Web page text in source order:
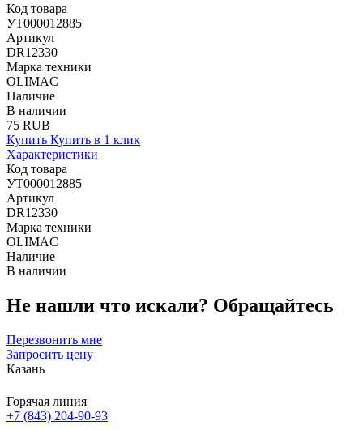
Код товара
УТ000012885
Артикул
DR12330
Марка техники
OLIMAC
Наличие
В наличии
75 RUB
Купить Купить в 1 клик
Характеристики
Код товара
УТ000012885
Артикул
DR12330
Марка техники
OLIMAC
Наличие
В наличии
Не нашли что искали? Обращайтесь
Перезвонить мне
Запросить цену
Казань
Горячая линия
+7 (843) 204-90-93